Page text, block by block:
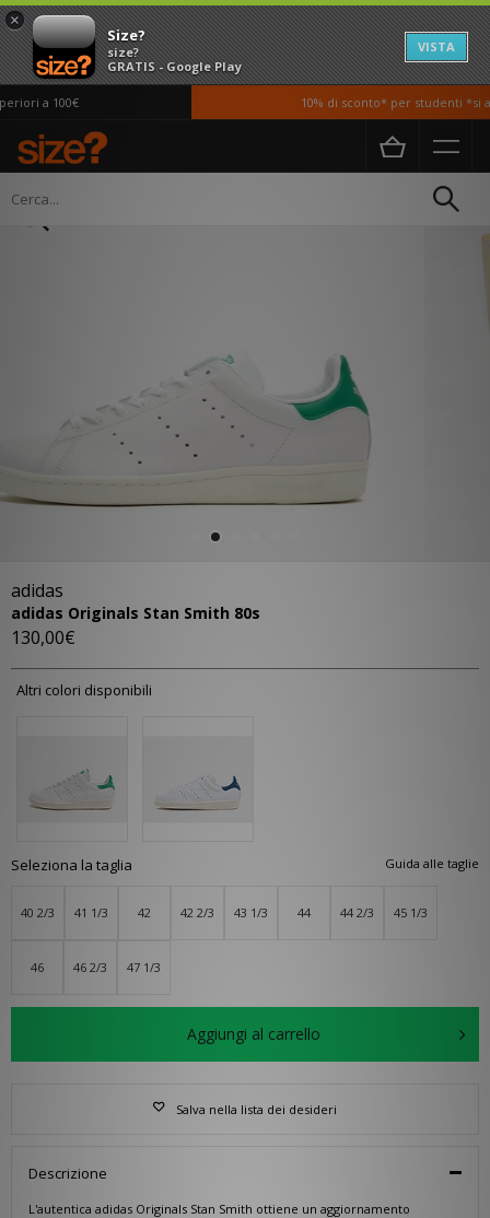
×
Size?
size?
GRATIS - Google Play
VISTA
a 100€ 10% di sconto* per studenti *si
Home Uomo
adidas
adidas Originals Stan Smith 80s
130,00€
Altri colori disponibili
Guida alle taglie
Seleziona la taglia
40 2/3 41 1/3 42 42 2/3 43 1/3 44 44 2/3 45 1/3
46 46 2/3 47 1/3
Aggiungi al carrello
Salva nella lista dei desideri
Descrizione
L'autentica adidas Originals Stan Smith ottiene un aggiornamento